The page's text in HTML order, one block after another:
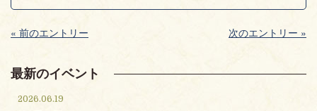
« 前のエントリー 次のエントリー »
最新のイベント
2026.06.19